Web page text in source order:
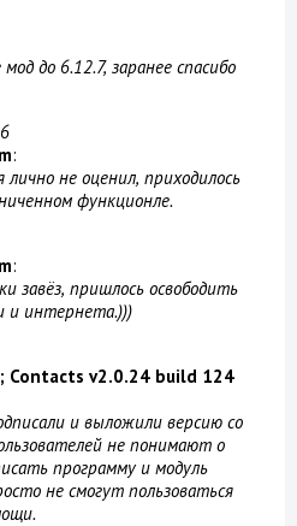
до 6.12.7, заранее спасибо
:
не оценил, приходилось
функционле.
:
завёз, пришлось освободить
и интернета.)))
Contacts v2.0.24 build 124
и выложили версию со
не понимают о
программу и модуль
не смогут пользоваться